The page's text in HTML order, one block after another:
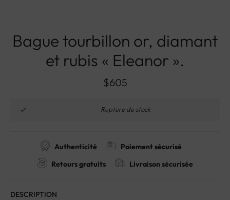
Bague tourbillon or, diamant
et rubis « Eleanor ».
$605
Rupture de stock
Authenticité
Paiement sécurisé
Retours gratuits
Livraison sécurisée
DESCRIPTION